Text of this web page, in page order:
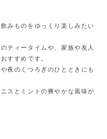
みものをゆっくり楽しみたい
ティータイムや、家族や友人
すすめです。
夜のくつろぎのひとときにも
スとミントの爽やかな風味が